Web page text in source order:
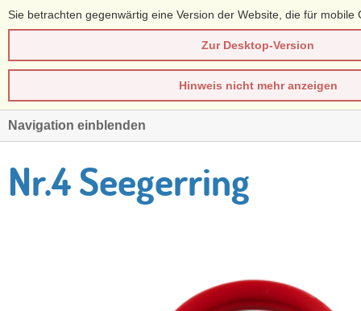
Sie betrachten gegenwärtig eine Version der Website, die für mobile
Zur Desktop-Version
Hinweis nicht mehr anzeigen
Navigation einblenden
Nr.4 Seegerring